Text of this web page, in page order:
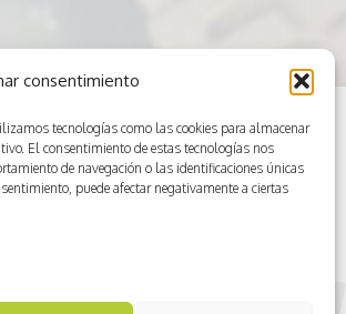
consentimiento
tecnologías como las cookies para almacenar
El consentimiento de estas tecnologías nos
de navegación o las identificaciones únicas
puede afectar negativamente a ciertas